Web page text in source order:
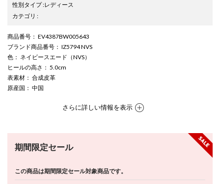
性別タイプ:レディース
カテゴリ :
商品番号 ： EV4387BW005643
ブランド商品番号 ： IZ5794 NVS
色 ： ネイビースエード（NVS）
ヒールの高さ ： 5.0cm
表素材 ： 合成皮革
原産国 ： 中国
さらに詳しい情報を表示
期間限定セール
この商品は期間限定セール対象商品です。